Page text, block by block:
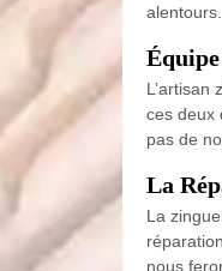
alentours.
ces deux
pas de
La
La
nous